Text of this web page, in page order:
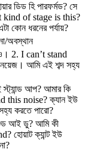
ডিড হি পারফর্মড? সে
kind of stage is this?
কোন ধরনের পর্যায়?
অবস্থান
2. I can’t stand
নয়েজ। আমি এই শব্দ সহ্য
আপ? আমার কি
this noise? ক্যান ইউ
করতে পারো?
আই ডু? আমি কী
হোয়াট ক্যান্ট ইউ